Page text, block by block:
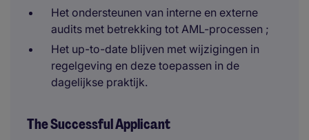
Het ondersteunen van interne en externe
audits met betrekking tot AML-processen ;
Het up-to-date blijven met wijzigingen in
regelgeving en deze toepassen in de
dagelijkse praktijk.
The Successful Applicant